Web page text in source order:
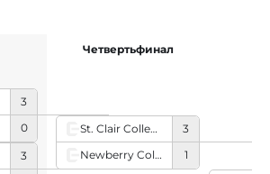
3
0
3
St. Clair College Academy
3
Newberry College Varsity
1
Четвертьфинал